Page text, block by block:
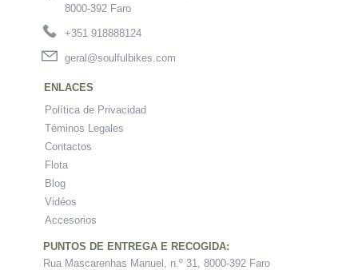
8000-392 Faro
+351 918888124
geral@soulfulbikes.com
ENLACES
Política de Privacidad
Téminos Legales
Contactos
Flota
Blog
Vidéos
Accesorios
PUNTOS DE ENTREGA E RECOGIDA:
Rua Mascarenhas Manuel, n.º 31, 8000-392 Faro